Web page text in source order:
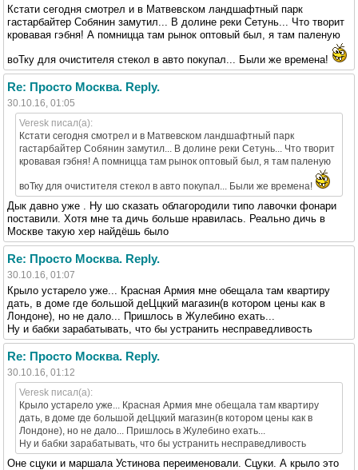
Кстати сегодня смотрел и в Матвевском ландшафтный парк
гастарбайтер Собянин замутил... В долине реки Сетунь... Что творит
кровавая гэбня! А помницца там рынок оптовый был, я там паленую
воТку для очистителя стекол в авто покупал... Были же времена!
Re: Просто Москва. Reply.
30.10.16, 01:05
Veresk писал(а):
Кстати сегодня смотрел и в Матвевском ландшафтный парк
гастарбайтер Собянин замутил... В долине реки Сетунь... Что творит
кровавая гэбня! А помницца там рынок оптовый был, я там паленую
воТку для очистителя стекол в авто покупал... Были же времена!
Дык давно уже . Ну шо сказать облагородили типо лавочки фонари
поставили. Хотя мне та дичь больше нравилась. Реально дичь в
Москве такую хер найдёшь было
Re: Просто Москва. Reply.
30.10.16, 01:07
Крыло устарело уже... Красная Армия мне обещала там квартиру
дать, в доме где большой деЦцкий магазин(в котором цены как в
Лондоне), но не дало... Пришлось в Жулебино ехать...
Ну и бабки зарабатывать, что бы устранить несправедливость
Re: Просто Москва. Reply.
30.10.16, 01:12
Veresk писал(а):
Крыло устарело уже... Красная Армия мне обещала там квартиру
дать, в доме где большой деЦцкий магазин(в котором цены как в
Лондоне), но не дало... Пришлось в Жулебино ехать...
Ну и бабки зарабатывать, что бы устранить несправедливость
Оне сцуки и маршала Устинова переименовали. Сцуки. А крыло это